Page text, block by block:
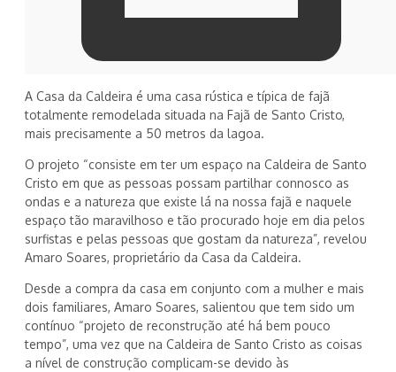
A Casa da Caldeira é uma casa rústica e típica de fajã
totalmente remodelada situada na Fajã de Santo Cristo,
mais precisamente a 50 metros da lagoa.
O projeto “consiste em ter um espaço na Caldeira de Santo
Cristo em que as pessoas possam partilhar connosco as
ondas e a natureza que existe lá na nossa fajã e naquele
espaço tão maravilhoso e tão procurado hoje em dia pelos
surfistas e pelas pessoas que gostam da natureza”, revelou
Amaro Soares, proprietário da Casa da Caldeira.
Desde a compra da casa em conjunto com a mulher e mais
dois familiares, Amaro Soares, salientou que tem sido um
contínuo “projeto de reconstrução até há bem pouco
tempo”, uma vez que na Caldeira de Santo Cristo as coisas
a nível de construção complicam-se devido às